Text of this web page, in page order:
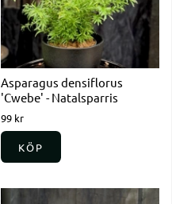
Asparagus densiflorus
'Cwebe' - Natalsparris
99 kr
KÖP